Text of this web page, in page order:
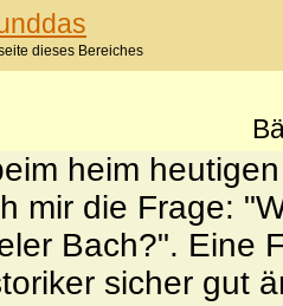
dieses Bereiches
heim
mir die Frage:
Bach?". Eine
sicher gut